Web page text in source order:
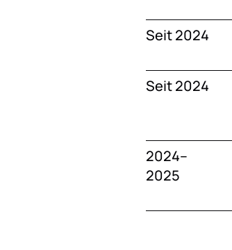
Seit 2024
Seit 2024
2024–
2025